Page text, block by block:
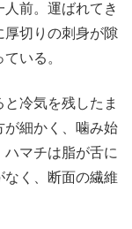
前。運ばれてき
厚切りの刺身が隙
いる。
冷気を残したま
が細かく、噛み始
マチは脂が舌に
く、断面の繊維